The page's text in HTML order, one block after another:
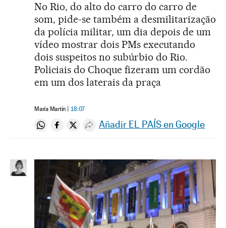
No Rio, do alto do carro do carro de
som, pide-se também a desmilitarização
da polícia militar, um dia depois de um
vídeo mostrar dois PMs executando
dois suspeitos no subúrbio do Rio.
Policiais do Choque fizeram um cordão
em um dos laterais da praça
María Martín 18:07
Compartir en Whatsapp
Compartir en Facebook
Compartir en Twitter
Desplegar Redes Sociales
Añadir EL PAÍS en Google